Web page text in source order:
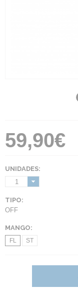
59,90€
UNIDADES:
1
TIPO:
OFF
MANGO:
FL ST